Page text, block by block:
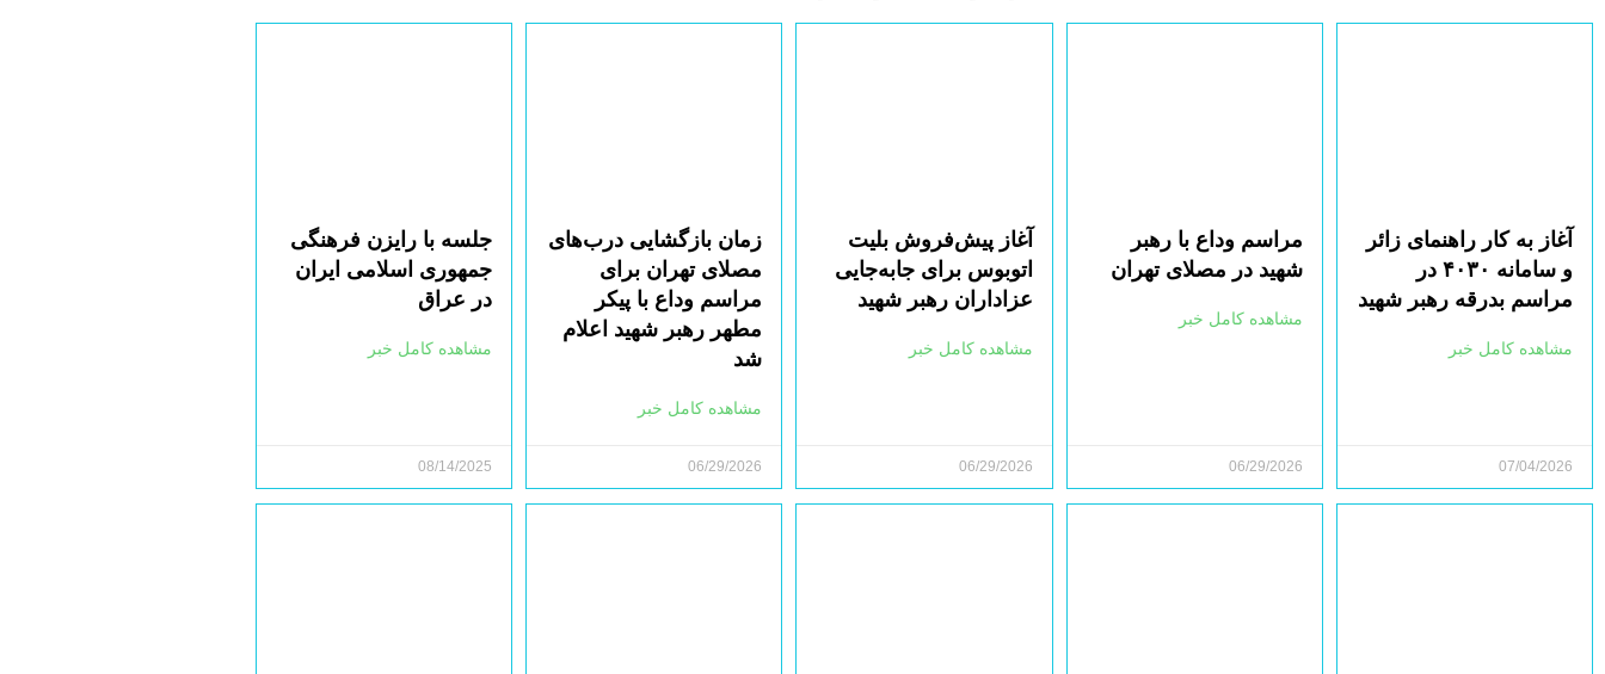
آغاز به کار راهنمای زائر
و سامانه ۴۰۳۰ در
مراسم بدرقه رهبر شهید
مشاهده کامل خبر
07/04/2026
مراسم وداع با رهبر
شهید در مصلای تهران
مشاهده کامل خبر
06/29/2026
آغاز پیش‌فروش بلیت
اتوبوس برای جابه‌جایی
عزاداران رهبر شهید
مشاهده کامل خبر
06/29/2026
زمان بازگشایی درب‌های
مصلای تهران برای
مراسم وداع با پیکر
مطهر رهبر شهید اعلام
شد
مشاهده کامل خبر
06/29/2026
جلسه با رایزن فرهنگی
جمهوری اسلامی ایران
در عراق
مشاهده کامل خبر
08/14/2025